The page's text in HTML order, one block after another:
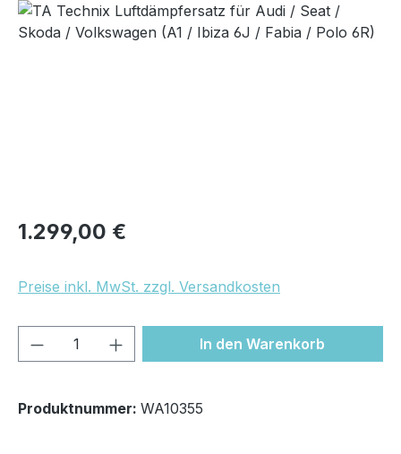
Bildergalerie überspringen
Regulärer Preis:
1.299,00 €
Preise inkl. MwSt. zzgl. Versandkosten
Produkt Anzahl: Gib denIn den Warenkorb
Produktnummer: WA10355